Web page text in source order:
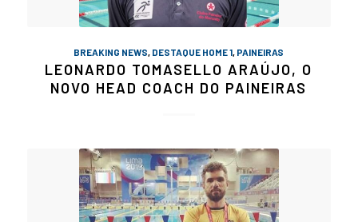
BREAKING NEWS, DESTAQUE HOME 1, PAINEIRAS
LEONARDO TOMASELLO ARAÚJO, O
NOVO HEAD COACH DO PAINEIRAS